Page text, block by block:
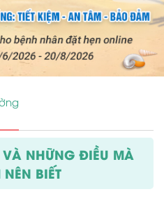
NHỮNG ĐIỀU MÀ
BIẾT